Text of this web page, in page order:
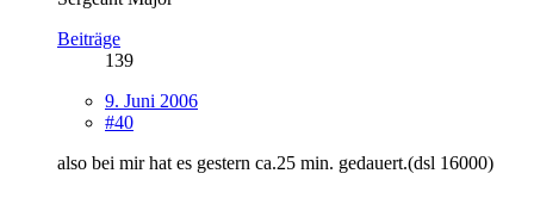
Beiträge
139
9. Juni 2006
#40
also bei mir hat es gestern ca.25 min. gedauert.(dsl 16000)